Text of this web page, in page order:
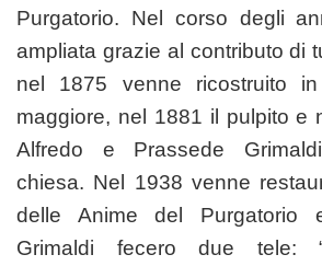
Purgatorio. Nel corso degli
ampliata grazie al contributo di
nel 1875 venne ricostruito in
maggiore, nel 1881 il pulpito e
Alfredo e Prassede
chiesa. Nel 1938 venne
delle Anime del
Grimaldi fecero due tele: